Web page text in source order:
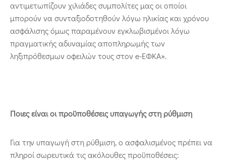
αντιμετωπίζουν χιλιάδες συμπολίτες μας οι οποίοι
μπορούν να συνταξιοδοτηθούν λόγω ηλικίας και χρόνου
ασφάλισης όμως παραμένουν εγκλωβισμένοι λόγω
πραγματικής αδυναμίας αποπληρωμής των
ληξιπρόθεσμων οφειλών τους στον e-ΕΦΚΑ».
Ποιες είναι οι προϋποθέσεις υπαγωγής στη ρύθμιση
Για την υπαγωγή στη ρύθμιση, ο ασφαλισμένος πρέπει να
πληροί σωρευτικά τις ακόλουθες προϋποθέσεις: